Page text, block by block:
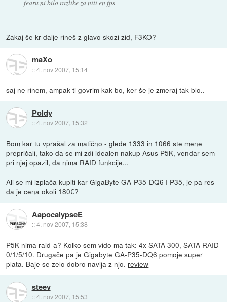
fearu ni bilo razlike za niti en fps
Zakaj še kr dalje rineš z glavo skozi zid, F3KO?
maXo
::4. nov 2007, 15:14
saj ne rinem, ampak ti govrim kak bo, ker še je zmeraj tak blo..
Poldy
::4. nov 2007, 15:32
Bom kar tu vprašal za matično - glede 1333 in 1066 ste mene
prepričali, tako da se mi zdi idealen nakup Asus P5K, vendar sem
pri njej opazil, da nima RAID funkcije...
Ali se mi izplača kupiti kar GigaByte GA-P35-DQ6 I P35, je pa res
da je cena okoli 180€?
AapocalypseE
::4. nov 2007, 15:38
P5K nima raid-a? Kolko sem vido ma tak: 4x SATA 300, SATA RAID
0/1/5/10. Drugače pa je Gigabyte GA-P35-DQ6 pomoje super
plata. Baje se zelo dobro navija z njo. review
steev
::4. nov 2007, 15:53